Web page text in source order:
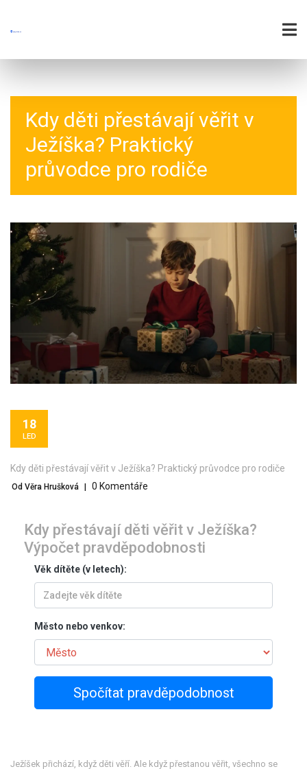
Kdy děti přestávají věřit v
Ježíška? Praktický
průvodce pro rodiče
18
LED
Kdy děti přestávají věřit v Ježíška? Praktický průvodce pro rodiče
Od Věra Hrušková 0 Komentáře
Kdy přestávají děti věřit v Ježíška?
Výpočet pravděpodobnosti
Věk dítěte (v letech):
Město nebo venkov:
Spočítat pravděpodobnost
Ježíšek přichází, když děti věří. Ale když přestanou věřit, všechno se